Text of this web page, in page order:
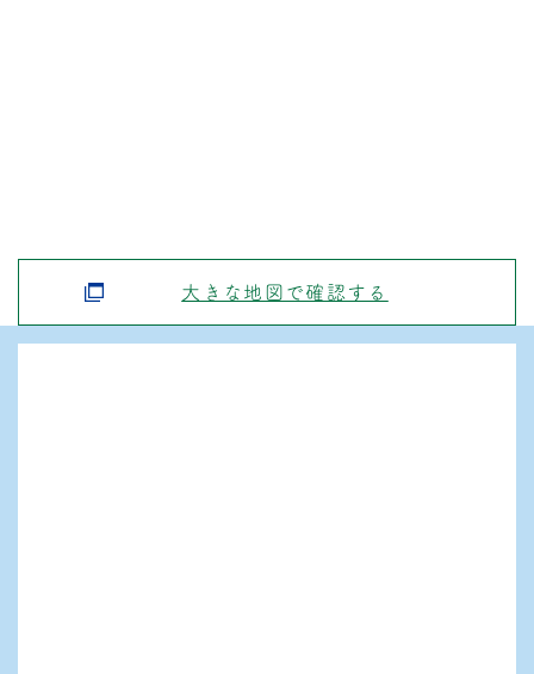
大きな地図で確認する